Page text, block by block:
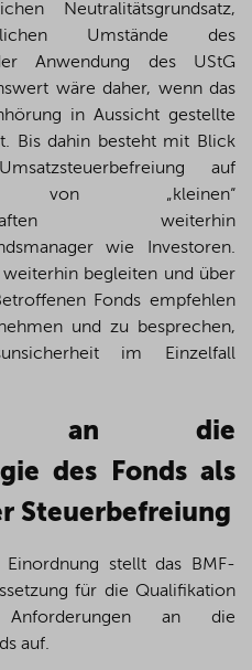
Neutralitätsgrundsatz,
Umstände des
Anwendung des UStG
wäre daher, wenn das
in Aussicht gestellte
Bis dahin besteht mit Blick
auf
von „kleinen“
weiterhin
wie Investoren.
begleiten und über
Fonds empfehlen
und zu besprechen,
im Einzelfall
an die
des Fonds als
Steuerbefreiung
stellt das BMF-
für die Qualifikation
Anforderungen an die
auf.